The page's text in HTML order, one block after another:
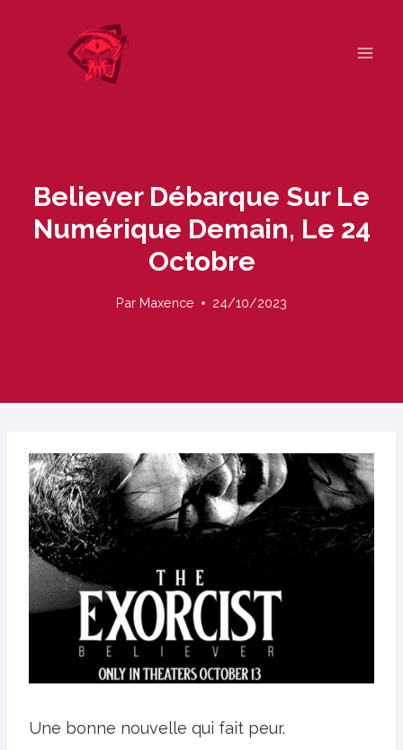
Believer Débarque Sur Le
Numérique Demain, Le 24
Octobre
Par Maxence 24/10/2023
Une bonne nouvelle qui fait peur.